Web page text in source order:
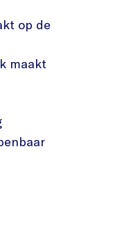
op de
maakt